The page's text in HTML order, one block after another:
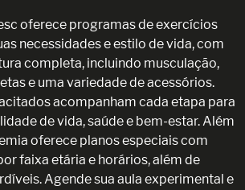
oferece programas de exercícios
necessidades e estilo de vida, com
completa, incluindo musculação,
e uma variedade de acessórios.
acompanham cada etapa para
de vida, saúde e bem-estar. Além
oferece planos especiais com
faixa etária e horários, além de
Agende sua aula experimental e